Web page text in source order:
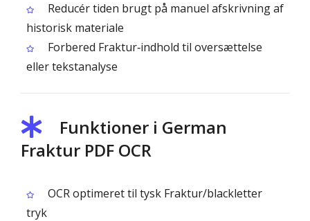
Reducér tiden brugt på manuel afskrivning af
historisk materiale
Forbered Fraktur‑indhold til oversættelse
eller tekstanalyse
Funktioner i German
Fraktur PDF OCR
OCR optimeret til tysk Fraktur/blackletter
tryk